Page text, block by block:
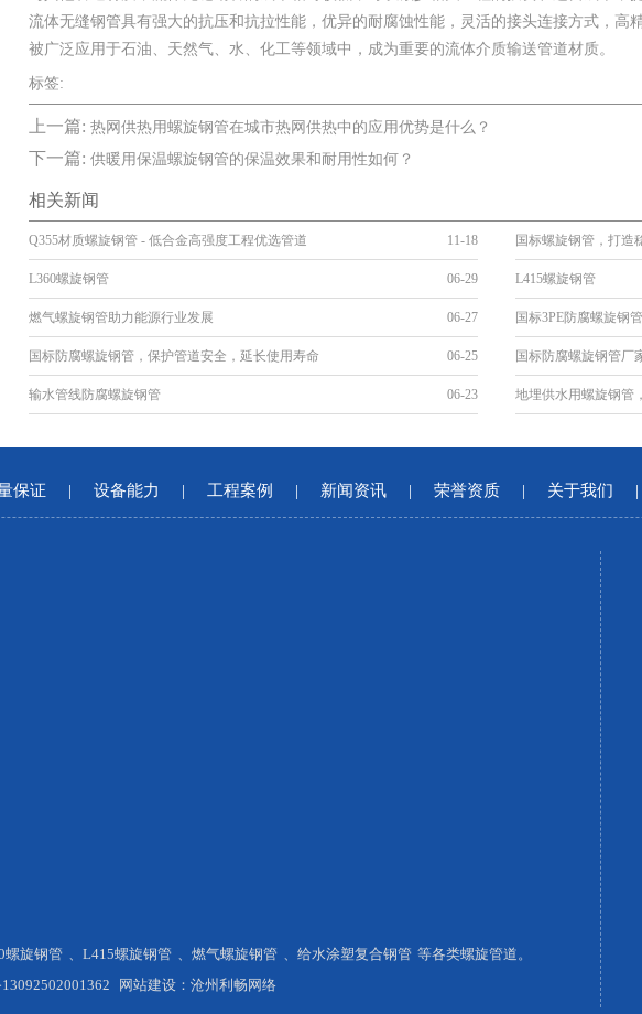
流体无缝钢管具有强大的抗压和抗拉性能，优异的耐腐蚀性能，灵活的接头连接方式，高
被广泛应用于石油、天然气、水、化工等领域中，成为重要的流体介质输送管道材质。
标签:
上一篇: 热网供热用螺旋钢管在城市热网供热中的应用优势是什么？
下一篇: 供暖用保温螺旋钢管的保温效果和耐用性如何？
相关新闻
Q355材质螺旋钢管 - 低合金高强度工程优选管道 11-18 国标螺旋钢管，打造
L360螺旋钢管 06-29 L415螺旋钢管
燃气螺旋钢管助力能源行业发展 06-27 国标3PE防腐螺旋钢
国标防腐螺旋钢管，保护管道安全，延长使用寿命 06-25 国标防腐螺旋钢管厂
输水管线防腐螺旋钢管 06-23 地埋供水用螺旋钢管
保证 | 设备能力 | 工程案例 | 新闻资讯 | 荣誉资质 | 关于我们 |
螺旋钢管 、 L415螺旋钢管 、 燃气螺旋钢管 、 给水涂塑复合钢管 等各类螺旋管道。
网站建设： 沧州利畅网络